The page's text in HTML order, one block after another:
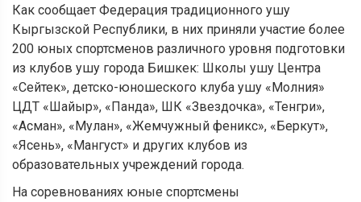
Как сообщает Федерация традиционного ушу
Кыргызской Республики, в них приняли участие более
200 юных спортсменов различного уровня подготовки
из клубов ушу города Бишкек: Школы ушу Центра
«Сейтек», детско-юношеского клуба ушу «Молния»
ЦДТ «Шайыр», «Панда», ШК «Звездочка», «Тенгри»,
«Асман», «Мулан», «Жемчужный феникс», «Беркут»,
«Ясень», «Мангуст» и других клубов из
образовательных учреждений города.
На соревнованиях юные спортсмены